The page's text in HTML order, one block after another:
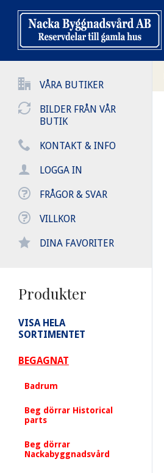
VÅRA BUTIKER
BILDER FRÅN VÅR
BUTIK
KONTAKT & INFO
LOGGA IN
FRÅGOR & SVAR
VILLKOR
DINA FAVORITER
Produkter
VISA HELA
SORTIMENTET
BEGAGNAT
Badrum
Beg dörrar Historical
parts
Beg dörrar
Nackabyggnadsvård